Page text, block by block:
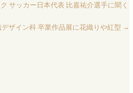
サッカー日本代表 比嘉祐介選手に聞く
ザイン科 卒業作品展に花織りや紅型 →